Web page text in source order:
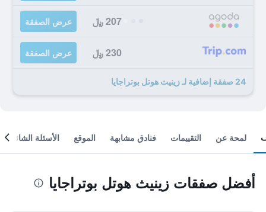
207 ﷼ عرض الصفقة
230 ﷼ عرض الصفقة
24 صفقة إضافية لـ زينيث هوتل بوتراجايا
لمحة عن التقييمات فنادق مشابهة الموقع الأسئلة الشائعة
أفضل صفقات زينيث هوتل بوتراجايا